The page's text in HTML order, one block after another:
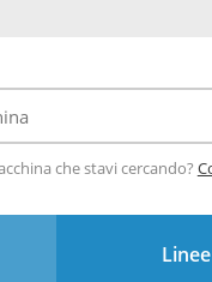
che stavi cercando?